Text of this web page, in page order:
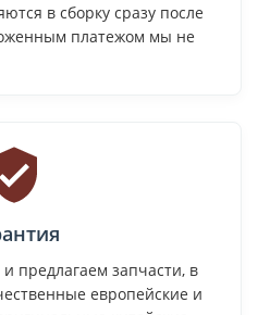
в сборку сразу после
платежом мы не
предлагаем запчасти, в
европейские и